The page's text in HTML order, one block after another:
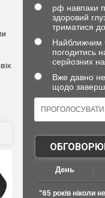
рф навпаки
здоровий
триматися
Найближчим
погодитись
серйозних
Вже давно
щодо
День
"65 років ніколи